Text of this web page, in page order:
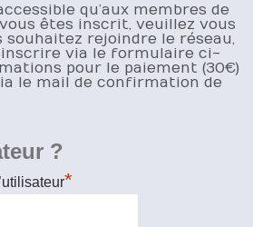
qu’aux membres de
vous êtes inscrit, veuillez vous
rejoindre le réseau,
inscrire via le formulaire ci-
pour le paiement (30€)
le mail de confirmation de
?
*